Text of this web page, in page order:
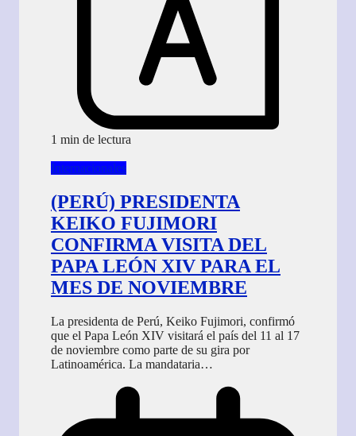
1 min de lectura
Internacionales
(PERÚ) PRESIDENTA
KEIKO FUJIMORI
CONFIRMA VISITA DEL
PAPA LEÓN XIV PARA EL
MES DE NOVIEMBRE
La presidenta de Perú, Keiko Fujimori, confirmó
que el Papa León XIV visitará el país del 11 al 17
de noviembre como parte de su gira por
Latinoamérica. La mandataria…